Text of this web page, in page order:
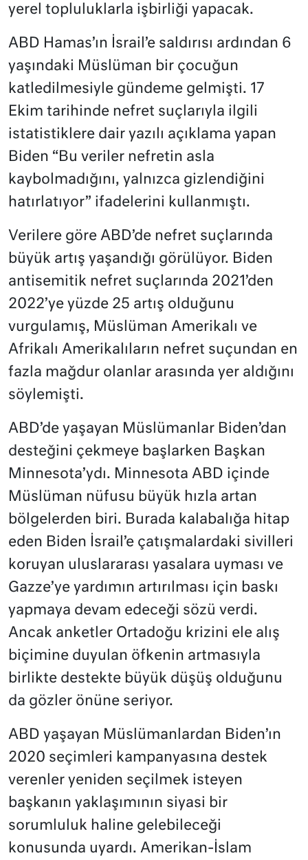
yerel topluluklarla işbirliği yapacak.
ABD Hamas’ın İsrail’e saldırısı ardından 6
yaşındaki Müslüman bir çocuğun
katledilmesiyle gündeme gelmişti. 17
Ekim tarihinde nefret suçlarıyla ilgili
istatistiklere dair yazılı açıklama yapan
Biden “Bu veriler nefretin asla
kaybolmadığını, yalnızca gizlendiğini
hatırlatıyor” ifadelerini kullanmıştı.
Verilere göre ABD’de nefret suçlarında
büyük artış yaşandığı görülüyor. Biden
antisemitik nefret suçlarında 2021’den
2022’ye yüzde 25 artış olduğunu
vurgulamış, Müslüman Amerikalı ve
Afrikalı Amerikalıların nefret suçundan en
fazla mağdur olanlar arasında yer aldığını
söylemişti.
ABD’de yaşayan Müslümanlar Biden’dan
desteğini çekmeye başlarken Başkan
Minnesota’ydı. Minnesota ABD içinde
Müslüman nüfusu büyük hızla artan
bölgelerden biri. Burada kalabalığa hitap
eden Biden İsrail’e çatışmalardaki sivilleri
koruyan uluslararası yasalara uyması ve
Gazze’ye yardımın artırılması için baskı
yapmaya devam edeceği sözü verdi.
Ancak anketler Ortadoğu krizini ele alış
biçimine duyulan öfkenin artmasıyla
birlikte destekte büyük düşüş olduğunu
da gözler önüne seriyor.
ABD yaşayan Müslümanlardan Biden’ın
2020 seçimleri kampanyasına destek
verenler yeniden seçilmek isteyen
başkanın yaklaşımının siyasi bir
sorumluluk haline gelebileceği
konusunda uyardı. Amerikan-İslam